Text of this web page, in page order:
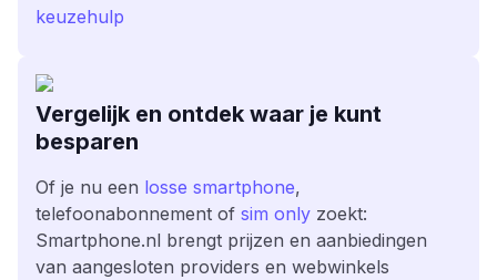
keuzehulp
Vergelijk en ontdek waar je kunt
besparen
Of je nu een losse smartphone,
telefoonabonnement of sim only zoekt:
Smartphone.nl brengt prijzen en aanbiedingen
van aangesloten providers en webwinkels